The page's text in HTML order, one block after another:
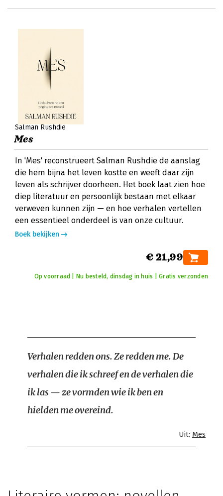
Salman Rushdie
Mes
In 'Mes' reconstrueert Salman Rushdie de aanslag
die hem bijna het leven kostte en weeft daar zijn
leven als schrijver doorheen. Het boek laat zien hoe
diep literatuur en persoonlijk bestaan met elkaar
verweven kunnen zijn — en hoe verhalen vertellen
een essentieel onderdeel is van onze cultuur.
Boek bekijken
€ 21,99
Op voorraad | Nu besteld, dinsdag in huis | Gratis verzonden
Verhalen redden ons. Ze redden me. De
verhalen die ik schreef en de verhalen die
ik las — ze vormden wie ik ben en
hielden me overeind.
Uit: Mes